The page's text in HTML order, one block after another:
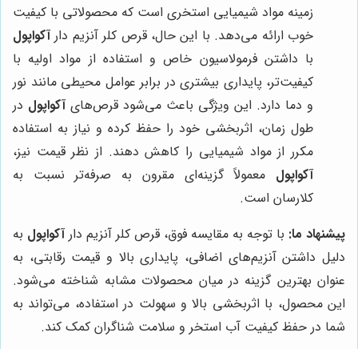
زمینه مواد شیمیایی استخری است که محصولاتی با کیفیت
خوب ارائه می‌دهد. با این حال، قرص کلر آنزیم دارآکواپول
با داشتن فرمولاسیون خاص و استفاده از مواد اولیه با
کیفیت‌تر، پایداری بیشتری در برابر عوامل محیطی مانند نور
و دما دارد. این ویژگی باعث می‌شود قرص‌هایآکواپول در
طول زمان، اثربخشی خود را حفظ کرده و نیاز به استفاده
مکرر از مواد شیمیایی را کاهش دهند. از نظر قیمت نیز،
آکواپول معمولاً گزینه‌ای مقرون به صرفه‌تر نسبت به
کلارسان است.
پیشنهاد ما: با توجه به مقایسه فوق، قرص کلر آنزیم دارآکواپول به
دلیل داشتن آنزیم‌های اضافی، پایداری بالا و قیمت رقابتی، به
عنوان بهترین گزینه در میان محصولات مشابه شناخته می‌شود.
این محصول، با اثربخشی بالا و سهولت در استفاده، می‌تواند به
شما در حفظ کیفیت آب استخر و سلامت شناگران کمک کند.